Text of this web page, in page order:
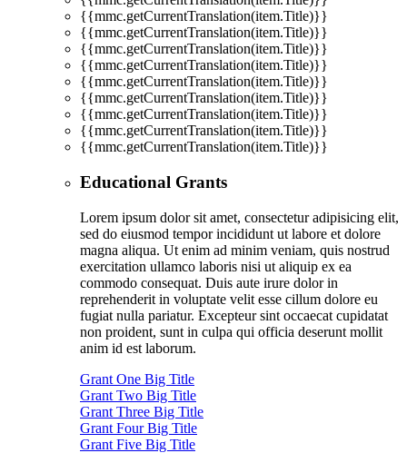
{{mmc.getCurrentTranslation(item.Title)}}
{{mmc.getCurrentTranslation(item.Title)}}
{{mmc.getCurrentTranslation(item.Title)}}
{{mmc.getCurrentTranslation(item.Title)}}
{{mmc.getCurrentTranslation(item.Title)}}
{{mmc.getCurrentTranslation(item.Title)}}
{{mmc.getCurrentTranslation(item.Title)}}
{{mmc.getCurrentTranslation(item.Title)}}
{{mmc.getCurrentTranslation(item.Title)}}
Educational Grants
Lorem ipsum dolor sit amet, consectetur adipisicing elit,
sed do eiusmod tempor incididunt ut labore et dolore
magna aliqua. Ut enim ad minim veniam, quis nostrud
exercitation ullamco laboris nisi ut aliquip ex ea
commodo consequat. Duis aute irure dolor in
reprehenderit in voluptate velit esse cillum dolore eu
fugiat nulla pariatur. Excepteur sint occaecat cupidatat
non proident, sunt in culpa qui officia deserunt mollit
anim id est laborum.
Grant One Big Title
Grant Two Big Title
Grant Three Big Title
Grant Four Big Title
Grant Five Big Title